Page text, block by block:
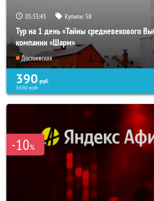
05:33:41 Купили: 58
Тур на 1 день «Тайны средневекового
компании «Шарм»
Достоевская
390 руб.
3100руб.
-10%